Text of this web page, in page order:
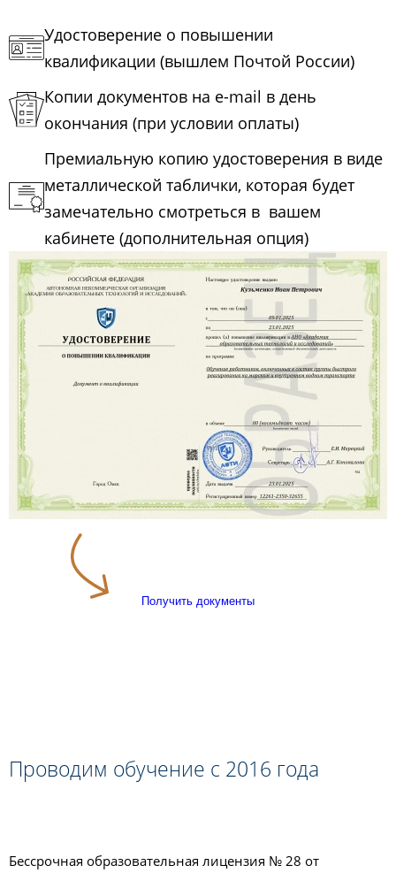
Удостоверение о повышении
квалификации (вышлем Почтой России)
Копии документов на e-mail в день
окончания (при условии оплаты)
Премиальную копию удостоверения в виде
металлической таблички, которая будет
замечательно смотреться в вашем
кабинете (дополнительная опция)
Получить документы
Проводим обучение с 2016 года
Бессрочная образовательная лицензия № 28 от